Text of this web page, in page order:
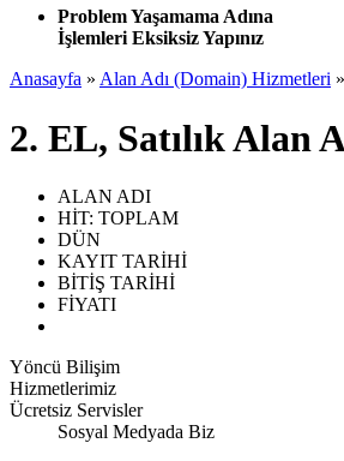
Problem Yaşamama Adına
İşlemleri Eksiksiz Yapınız
Anasayfa » Alan Adı (Domain) Hizmetleri »
2. EL, Satılık Alan
ALAN ADI
HİT: TOPLAM
DÜN
KAYIT TARİHİ
BİTİŞ TARİHİ
FİYATI
Yöncü Bilişim
Hizmetlerimiz
Ücretsiz Servisler
Sosyal Medyada Biz